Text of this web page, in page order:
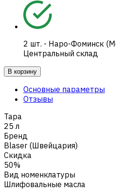
2 шт. - Наро-Фоминск
Центральный склад
В корзину
Основные параметры
Отзывы
Тара
25 л
Бренд
Blaser (Швейцария)
Скидка
50%
Вид номенклатуры
Шлифовальные масла